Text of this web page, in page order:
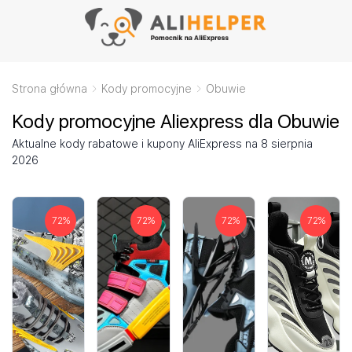
Strona główna Kody promocyjne Obuwie
Kody promocyjne Aliexpress dla Obuwie
Aktualne kody rabatowe i kupony AliExpress na 8 sierpnia
2026
72% 72% 72% 72%